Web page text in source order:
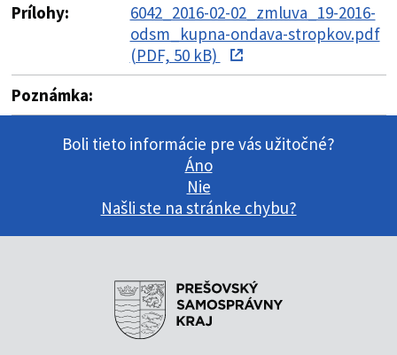
Prílohy:
6042_2016-02-02_zmluva_19-2016-
odsm_kupna-ondava-stropkov.pdf
(PDF, 50 kB)
Poznámka:
Boli tieto informácie pre vás užitočné?
Áno
Nie
Našli ste na stránke chybu?